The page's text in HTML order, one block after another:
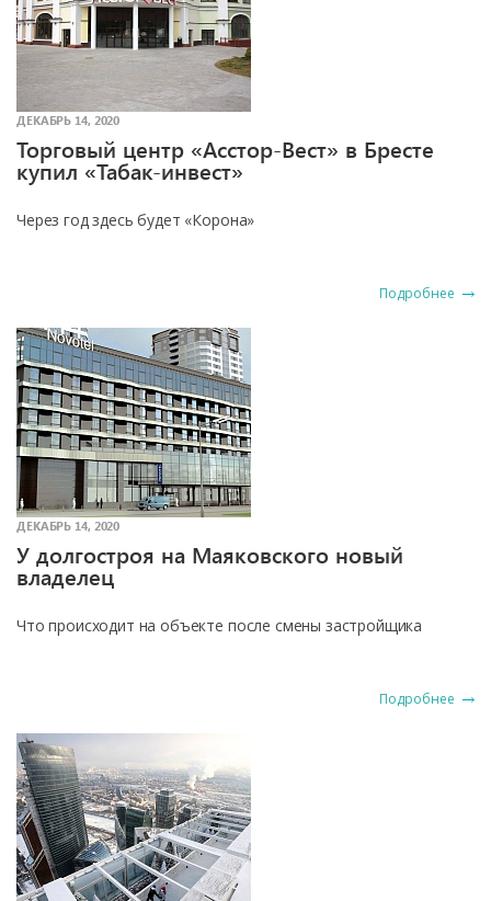
ДЕКАБРЬ 14, 2020
Торговый центр «Асстор-Вест» в Бресте
купил «Табак-инвест»
Через год здесь будет «Корона»
Подробнее
ДЕКАБРЬ 14, 2020
У долгостроя на Маяковского новый
владелец
Что происходит на объекте после смены застройщика
Подробнее